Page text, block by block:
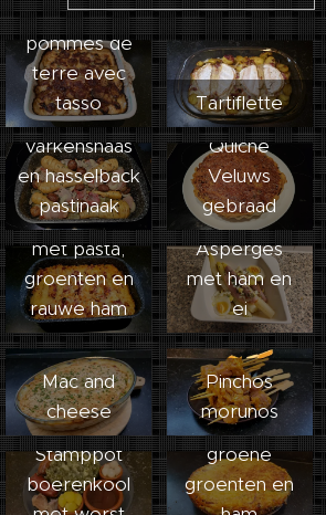
Cajun
pommes de
terre avec
tasso
Tartiflette
Traybake
met
varkenshaas
en hasselback
pastinaak
Quiche
Veluws
gebraad
Traybake
met pasta,
groenten en
rauwe ham
Asperges
met ham en
ei
Mac and
cheese
Pinchos
morunos
Stamppot
boerenkool
Frittata met
champignons,
groene
groenten en
Andijvieschot
el met
gehaktballetje